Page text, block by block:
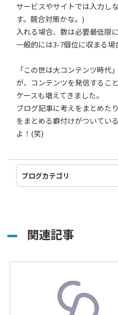
サービスやサイトでは入力し
す。競合対策かな。)
入れる場合、数は必要最低限
一般的には3-7個位に収まる場
「この世は大コンテンツ時代
が、コンテンツを発信するこ
ケースも増えてきました。
ブログ記事に考えをまとめた
をまとめる癖付けがついてい
よ！(笑)
関連記事